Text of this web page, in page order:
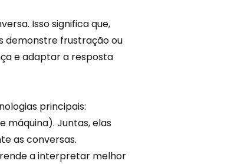
Isso significa que,
demonstre frustração ou
e adaptar a resposta
principais:
máquina). Juntas, elas
as conversas.
a interpretar melhor